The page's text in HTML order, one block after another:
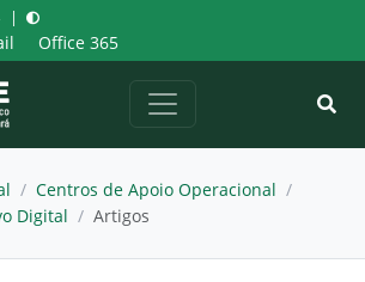
|
Office 365
/ Centros de Apoio Operacional /
Digital / Artigos